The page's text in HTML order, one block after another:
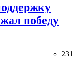
победу
231